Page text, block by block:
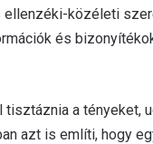
közéleti
és
a tényeket,
azt is említi, hogy